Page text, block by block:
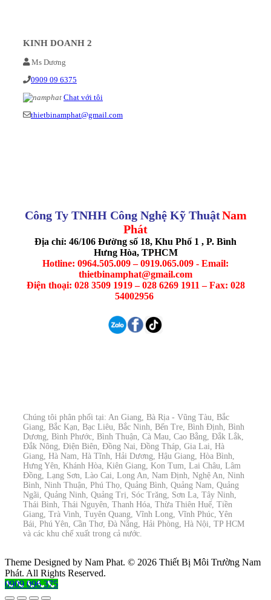
KINH DOANH 2
Ms Dương
0909 09 6375
Chat với tôi
thietbinamphat@gmail.com
Công Ty TNHH Công Nghệ Kỹ ThuậtNam
Phát
Địa chỉ: 46/106 Đường số 18, Khu Phố 1 , P. Bình
Hưng Hòa, TPHCM
Hotline: 0964.505.009 – 0919.065.009 - Email:
thietbinamphat@gmail.com
Điện thoại: 028 3509 1919 – 028 6269 1911 – Fax: 028
54002956
Chúng tôi phân phối tại: An Giang, Bà Rịa - Vũng Tàu, Bắc
Giang, Bắc Kạn, Bạc Liêu, Bắc Ninh, Bến Tre, Bình Định, Bình
Dương, Bình Phước, Bình Thuận, Cà Mau, Cao Bằng, Đắk Lắk,
Đắk Nông, Điện Biên, Đồng Nai, Đồng Tháp, Gia Lai, Hà
Giang, Hà Nam, Hà Tĩnh, Hải Dương, Hậu Giang, Hòa Bình,
Hưng Yên, Khánh Hòa, Kiên Giang, Kon Tum, Lai Châu, Lâm
Đồng, Lạng Sơn, Lào Cai, Long An, Nam Định, Nghệ An, Ninh
Bình, Ninh Thuận, Phú Thọ, Quảng Bình, Quảng Nam, Quảng
Ngãi, Quảng Ninh, Quảng Trị, Sóc Trăng, Sơn La, Tây Ninh,
Thái Bình, Thái Nguyên, Thanh Hóa, Thừa Thiên Huế, Tiền
Giang, Trà Vinh, Tuyên Quang, Vĩnh Long, Vĩnh Phúc, Yên
Bái, Phú Yên, Cần Thơ, Đà Nẵng, Hải Phòng, Hà Nội, TP HCM
và các khu chế xuất trong cả nước.
Theme Designed by Nam Phat. © 2026 Thiết Bị Môi Trường Nam
Phát. All Rights Reserved.
0909 096 375